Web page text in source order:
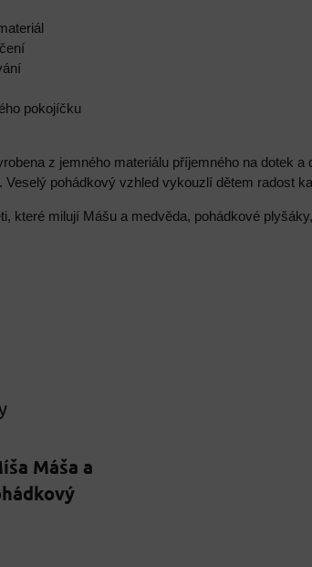
pokojíčku
z jemného materiálu příjemného na dotek
Veselý pohádkový vzhled vykouzlí dětem radost
které milují Mášu a medvěda, pohádkové
Máša a